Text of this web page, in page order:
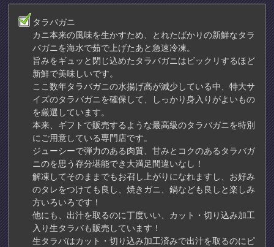
タラバガニ
カニ本来の風味を生かすため、とれたばかりの新鮮なタラ
バガニを海水で茹で上げたあと急速冷凍。
旨みをギュッと閉じ込めたタラバガニはビックリするほど
新鮮で美味しいです。
ここ数年タラバガニの水揚げ高が減少している中、特大サ
イズのタラバガニを確保して、しっかり身入りがよいもの
を厳選しています。
本来、ギフトで販売するような最高級のタラバガニを特別
にご用意している専門店です。
ジューシーで弾力のある肉質、甘みとコクのあるタラバガ
ニのを思う存分堪能でき大満足間違いなし！
解凍してそのままでもお召し上がりになれますし、お好み
のタレをつけても良し、焼きガニ、鍋なども良しと楽しみ
方いろいろです！
他にも、出汁を取るのに丁度いい、カット・切り込み加工
入り生タラバも販売しています！
生タラバはカット・切り込み加工済みで出汁を取るのにピ